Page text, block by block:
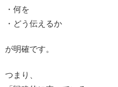
・何を
・どう伝えるか
が明確です。
つまり、